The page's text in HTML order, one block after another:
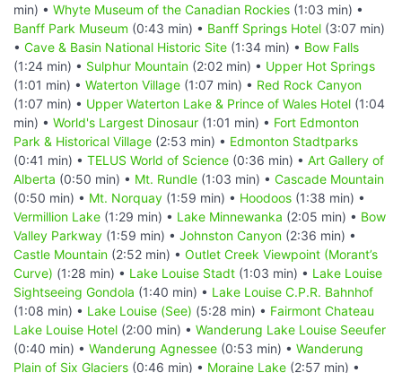
min) • Whyte Museum of the Canadian Rockies (1:03 min) •
Banff Park Museum (0:43 min) • Banff Springs Hotel (3:07 min)
• Cave & Basin National Historic Site (1:34 min) • Bow Falls
(1:24 min) • Sulphur Mountain (2:02 min) • Upper Hot Springs
(1:01 min) • Waterton Village (1:07 min) • Red Rock Canyon
(1:07 min) • Upper Waterton Lake & Prince of Wales Hotel (1:04
min) • World's Largest Dinosaur (1:01 min) • Fort Edmonton
Park & Historical Village (2:53 min) • Edmonton Stadtparks
(0:41 min) • TELUS World of Science (0:36 min) • Art Gallery of
Alberta (0:50 min) • Mt. Rundle (1:03 min) • Cascade Mountain
(0:50 min) • Mt. Norquay (1:59 min) • Hoodoos (1:38 min) •
Vermillion Lake (1:29 min) • Lake Minnewanka (2:05 min) • Bow
Valley Parkway (1:59 min) • Johnston Canyon (2:36 min) •
Castle Mountain (2:52 min) • Outlet Creek Viewpoint (Morant’s
Curve) (1:28 min) • Lake Louise Stadt (1:03 min) • Lake Louise
Sightseeing Gondola (1:40 min) • Lake Louise C.P.R. Bahnhof
(1:08 min) • Lake Louise (See) (5:28 min) • Fairmont Chateau
Lake Louise Hotel (2:00 min) • Wanderung Lake Louise Seeufer
(0:40 min) • Wanderung Agnessee (0:53 min) • Wanderung
Plain of Six Glaciers (0:46 min) • Moraine Lake (2:57 min) •